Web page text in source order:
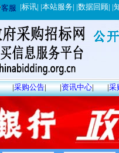
客服 |标讯| |本站服务| |数据回顾| |
|采购公告| |资讯中心| |采